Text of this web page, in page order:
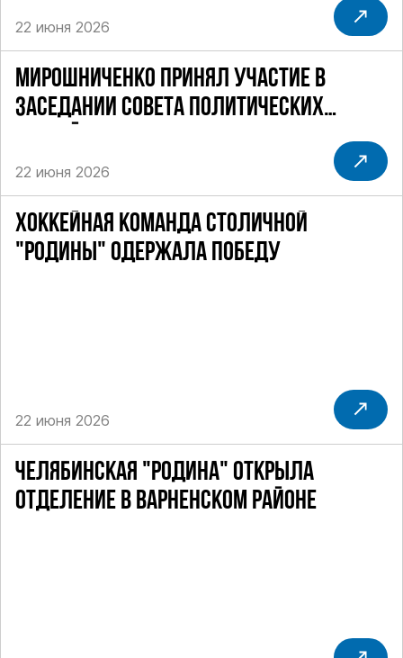
22 июня 2026
МИРОШНИЧЕНКО ПРИНЯЛ УЧАСТИЕ В
ЗАСЕДАНИИ СОВЕТА ПОЛИТИЧЕСКИХ
22 июня 2026
ХОККЕЙНАЯ КОМАНДА СТОЛИЧНОЙ
"РОДИНЫ" ОДЕРЖАЛА ПОБЕДУ
22 июня 2026
ЧЕЛЯБИНСКАЯ "РОДИНА" ОТКРЫЛА
ОТДЕЛЕНИЕ В ВАРНЕНСКОМ РАЙОНЕ